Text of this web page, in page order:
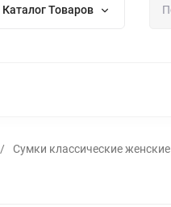
Каталог Товаров
/ Сумки классические женские